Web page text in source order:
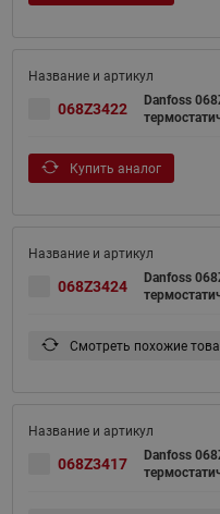
068Z3422
Danfoss
Купить аналог
068Z3424
Danfoss
Смотреть похожие
068Z3417
Danfoss